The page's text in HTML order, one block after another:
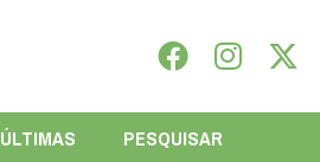
ÚLTIMAS PESQUISAR